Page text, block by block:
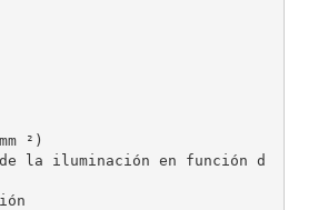
²)
la iluminación en función d